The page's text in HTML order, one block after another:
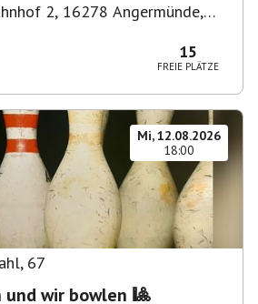
2, 16278 Angermünde,
15
FREIE PLÄTZE
Mi, 12.08.2026
18:00
, 67
wir bowlen 🎱